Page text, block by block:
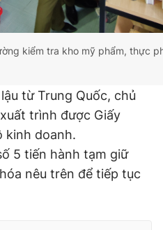
kiểm tra kho mỹ phẩm, thực
từ Trung Quốc, chủ
trình được Giấy
kinh doanh.
5 tiến hành tạm giữ
nêu trên để tiếp tục